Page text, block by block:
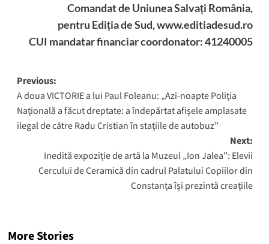
Comandat de Uniunea Salvați România,
pentru Ediția de Sud, www.editiadesud.ro
CUI mandatar financiar coordonator: 41240005
Post
navigation
Previous:
A doua VICTORIE a lui Paul Foleanu: „Azi-noapte Poliţia
Naţională a făcut dreptate: a îndepărtat afişele amplasate
ilegal de către Radu Cristian în staţiile de autobuz”
Next:
Inedită expoziție de artă la Muzeul „Ion Jalea”: Elevii
Cercului de Ceramică din cadrul Palatului Copiilor din
Constanța își prezintă creațiile
More Stories